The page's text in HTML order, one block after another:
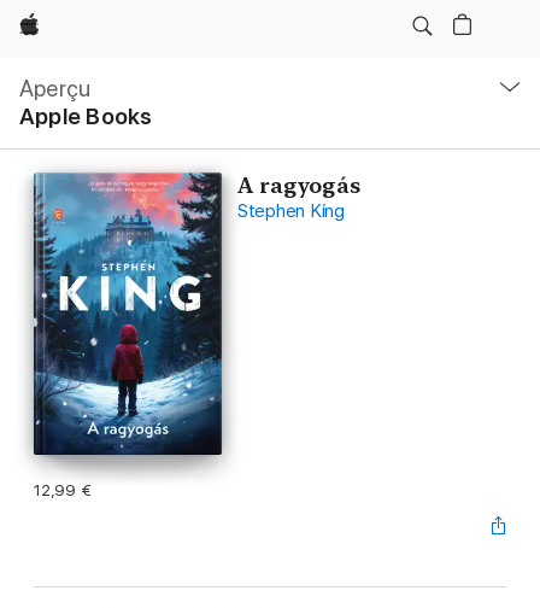
Apple
Aperçu
Apple Books
locale
Ouvrir
menu
A ragyogás
Stephen King
12,99 €